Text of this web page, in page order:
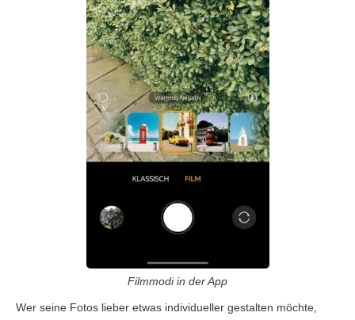
Filmmodi in der App
Wer seine Fotos lieber etwas individueller gestalten möchte,